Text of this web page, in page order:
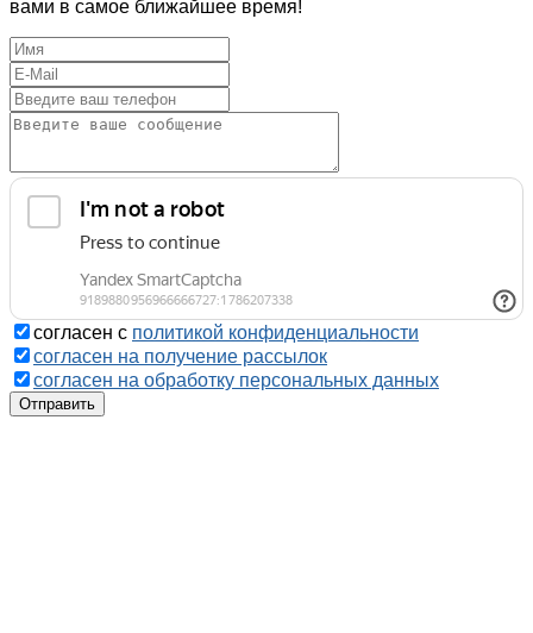
вами в самое ближайшее время!
согласен с политикой конфиденциальности
согласен на получение рассылок
согласен на обработку персональных данных
Отправить